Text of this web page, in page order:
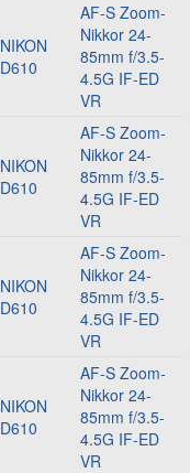
NIKON
D610
AF-S Zoom-
Nikkor 24-
85mm f/3.5-
4.5G IF-ED
VR
NIKON
D610
AF-S Zoom-
Nikkor 24-
85mm f/3.5-
4.5G IF-ED
VR
NIKON
D610
AF-S Zoom-
Nikkor 24-
85mm f/3.5-
4.5G IF-ED
VR
NIKON
D610
AF-S Zoom-
Nikkor 24-
85mm f/3.5-
4.5G IF-ED
VR